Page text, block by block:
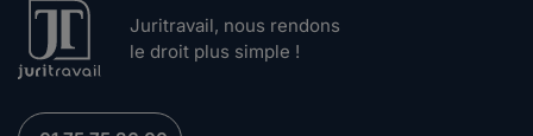
Juritravail, nous rendons
le droit plus simple !